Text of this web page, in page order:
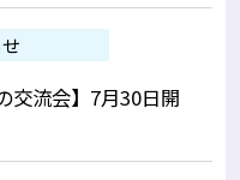
交流会】7月30日開